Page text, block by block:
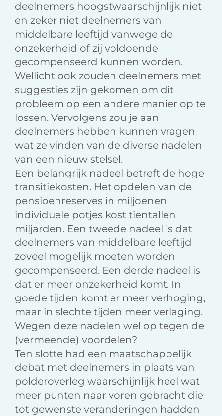
deelnemers hoogstwaarschijnlijk niet
en zeker niet deelnemers van
middelbare leeftijd vanwege de
onzekerheid of zij voldoende
gecompenseerd kunnen worden.
Wellicht ook zouden deelnemers met
suggesties zijn gekomen om dit
probleem op een andere manier op te
lossen. Vervolgens zou je aan
deelnemers hebben kunnen vragen
wat ze vinden van de diverse nadelen
van een nieuw stelsel.
Een belangrijk nadeel betreft de hoge
transitiekosten. Het opdelen van de
pensioenreserves in miljoenen
individuele potjes kost tientallen
miljarden. Een tweede nadeel is dat
deelnemers van middelbare leeftijd
zoveel mogelijk moeten worden
gecompenseerd. Een derde nadeel is
dat er meer onzekerheid komt. In
goede tijden komt er meer verhoging,
maar in slechte tijden meer verlaging.
Wegen deze nadelen wel op tegen de
(vermeende) voordelen?
Ten slotte had een maatschappelijk
debat met deelnemers in plaats van
polderoverleg waarschijnlijk heel wat
meer punten naar voren gebracht die
tot gewenste veranderingen hadden